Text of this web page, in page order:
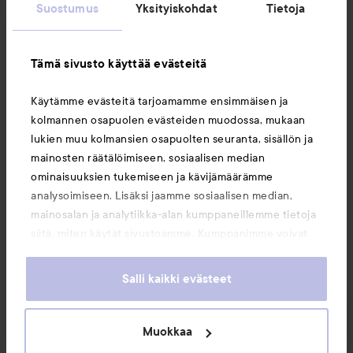
Suostumus Yksityiskohdat Tietoja
Tämä sivusto käyttää evästeitä
Käytämme evästeitä tarjoamamme ensimmäisen ja
kolmannen osapuolen evästeiden muodossa, mukaan
lukien muu kolmansien osapuolten seuranta, sisällön ja
mainosten räätälöimiseen, sosiaalisen median
ominaisuuksien tukemiseen ja kävijämäärämme
analysoimiseen. Lisäksi jaamme sosiaalisen median,
mainosalan ja analytiikka-alan kumppaneillemme tietoja
heille tai joita on kerätty, kun olet käyttänyt heidän
evästeiden käytön.
Salli kaikki evästeet
Muokkaa
Saattaisit myös tykätä